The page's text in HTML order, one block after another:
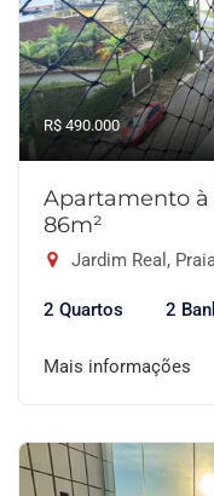
R$ 490.000
Apartamento à
86m²
Jardim Real,
2 Quartos 2
Mais informações